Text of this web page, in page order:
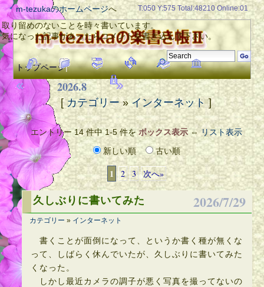
トップページ|
[ カテゴリー» インターネット]
エントリー 14 件中 1-5 件をボックス表示⇔リスト表示
新しい順
古い順
1 2 3 次へ»
久しぶりに書いてみた 2026/7/29
カテゴリー » インターネット
書くことが面倒になって、というか書く種が無くな
って、しばらく休んでいたが、久しぶりに書いてみた
くなった。
しかし最近カメラの調子が悪く写真を撮ってないの
2026.8
T:050 Y:575 Total:48210 Online:01
取り留めのないことを時々書いています。
気になった記事があったらコメントを書き込んで下さい。
m-tezukaのホームページへ